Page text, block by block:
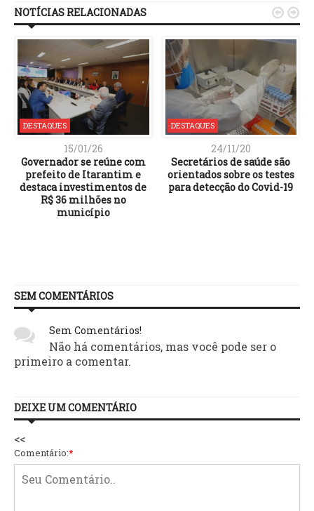
NOTÍCIAS RELACIONADAS
DESTAQUES
15/01/26
Governador se reúne com
prefeito de Itarantim e
destaca investimentos de
R$ 36 milhões no
município
DESTAQUES
24/11/20
Secretários de saúde são
orientados sobre os testes
para detecção do Covid-19
 
SEM COMENTÁRIOS
Sem Comentários!
Não há comentários, mas você pode ser o
primeiro a comentar.
DEIXE UM COMENTÁRIO
<<
Comentário:*